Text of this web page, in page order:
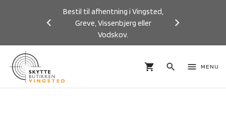
Bestil til afhentning i Vingsted,
Greve, Vissenbjerg eller
Vodskov.
Previous
shopping_cart search menu MENU